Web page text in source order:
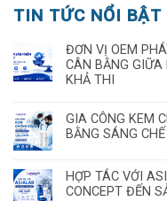
TIN TỨC NỔI BẬT
ĐƠN VỊ OEM
CÂN BẰNG GIỮA
KHẢ THI
GIA CÔNG KEM
BẰNG SÁNG
HỢP TÁC VỚI
CONCEPT ĐẾN